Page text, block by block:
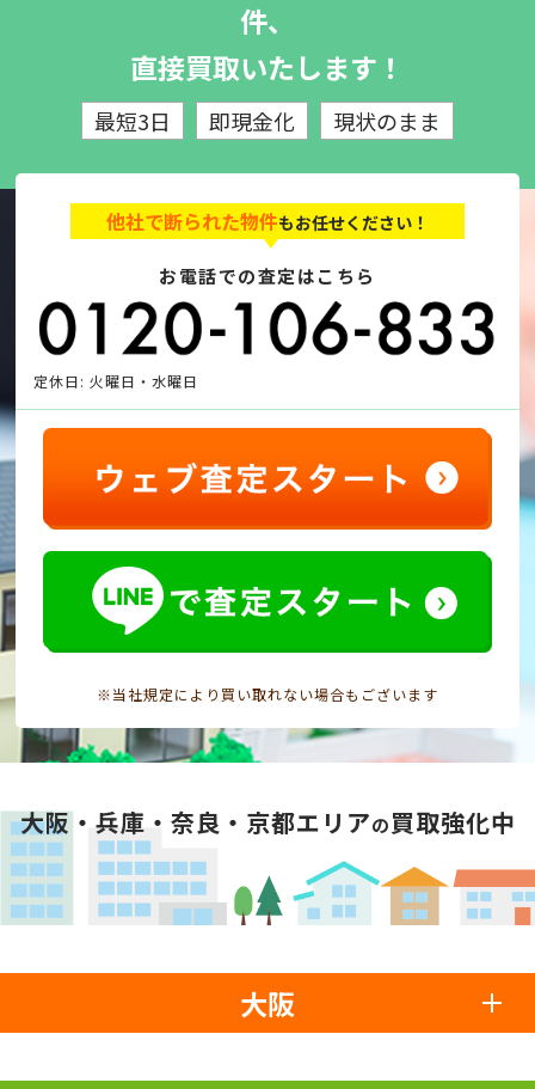
件、
直接買取いたします！
最短3日 即現金化 現状のまま
他社で断られた物件もお任せください！
お電話での査定はこちら
定休日: 火曜日・水曜日
※当社規定により買い取れない場合もございます
大阪・兵庫・奈良・京都エリアの買取強化中
大阪